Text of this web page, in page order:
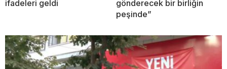
ifadeleri geldi
gönderecek bir birliğin
peşinde”